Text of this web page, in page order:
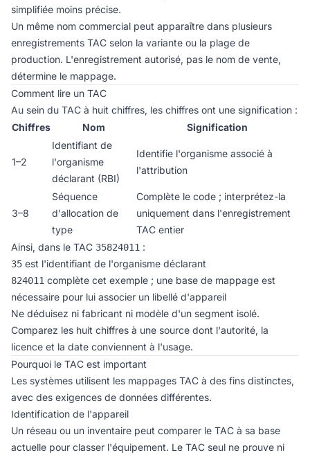
simplifiée moins précise.
Un même nom commercial peut apparaître dans plusieurs
enregistrements TAC selon la variante ou la plage de
production. L'enregistrement autorisé, pas le nom de vente,
détermine le mappage.
Comment lire un TAC
Au sein du TAC à huit chiffres, les chiffres ont une signification :
Chiffres
Nom Signification
1–2
Identifiant de
l'organisme
déclarant (RBI)
Identifie l'organisme associé à
l'attribution
3–8
Séquence
d'allocation de
type
Complète le code ; interprétez-la
uniquement dans l'enregistrement
TAC entier
Ainsi, dans le TAC 35824011 :
35 est l'identifiant de l'organisme déclarant
824011 complète cet exemple ; une base de mappage est
nécessaire pour lui associer un libellé d'appareil
Ne déduisez ni fabricant ni modèle d'un segment isolé.
Comparez les huit chiffres à une source dont l'autorité, la
licence et la date conviennent à l'usage.
Pourquoi le TAC est important
Les systèmes utilisent les mappages TAC à des fins distinctes,
avec des exigences de données différentes.
Identification de l'appareil
Un réseau ou un inventaire peut comparer le TAC à sa base
actuelle pour classer l'équipement. Le TAC seul ne prouve ni